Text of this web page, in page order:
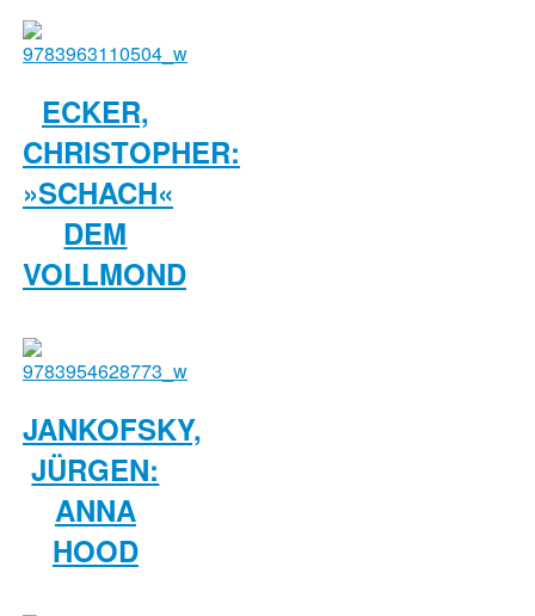
ECKER,
CHRISTOPHER:
»SCHACH«
DEM
VOLLMOND
JANKOFSKY,
JÜRGEN:
ANNA
HOOD